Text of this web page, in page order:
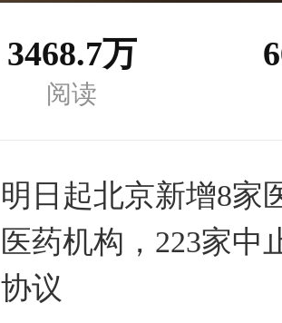
3468.7万
阅读
明日起北京新增8家
医药机构，223家中
协议